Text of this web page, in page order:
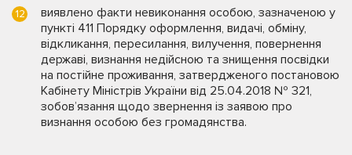
виявлено факти невиконання особою, зазначеною у
пункті 411 Порядку оформлення, видачі, обміну,
відкликання, пересилання, вилучення, повернення
державі, визнання недійсною та знищення посвідки
на постійне проживання, затвердженого постановою
Кабінету Міністрів України від 25.04.2018 № 321,
зобов’язання щодо звернення із заявою про
визнання особою без громадянства.